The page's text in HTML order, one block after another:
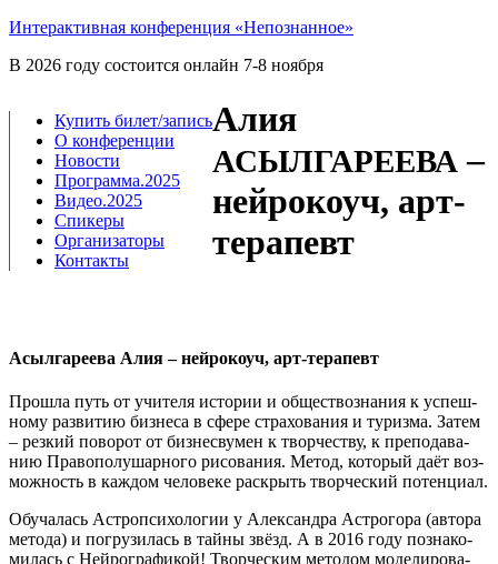
Интерактивная конференция «Непознанное»
В 2026 году состоится онлайн 7-8 ноября
Купить билет/​запись
О конференции
Новости
Программа.2025
Видео.2025
Спикеры
Организаторы
Контакты
Алия
АСЫЛГАРЕЕВА –
нейрокоуч, арт-
терапевт
Асылгареева Алия – нейрокоуч, арт-терапевт
Про­шла путь от учи­те­ля исто­рии и обще­ст­во­зна­ния к успеш­
но­му раз­ви­тию биз­не­са в сфе­ре стра­хо­ва­ния и туриз­ма. Затем
– рез­кий пово­рот от биз­не­сву­мен к твор­че­ству, к пре­по­да­ва­
нию Пра­во­по­лу­шар­но­го рисо­ва­ния. Метод, кото­рый даёт воз­
мож­ность в каж­дом чело­ве­ке рас­крыть твор­че­ский потенциал.
Обу­ча­лась Аст­ро­пси­хо­ло­гии у Алек­сандра Аст­ро­го­ра (авто­ра
мето­да) и погру­зи­лась в тай­ны звёзд. А в 2016 году позна­ко­
ми­лась с Ней­ро­гра­фи­кой! Твор­че­ским мето­дом моде­ли­ро­ва­